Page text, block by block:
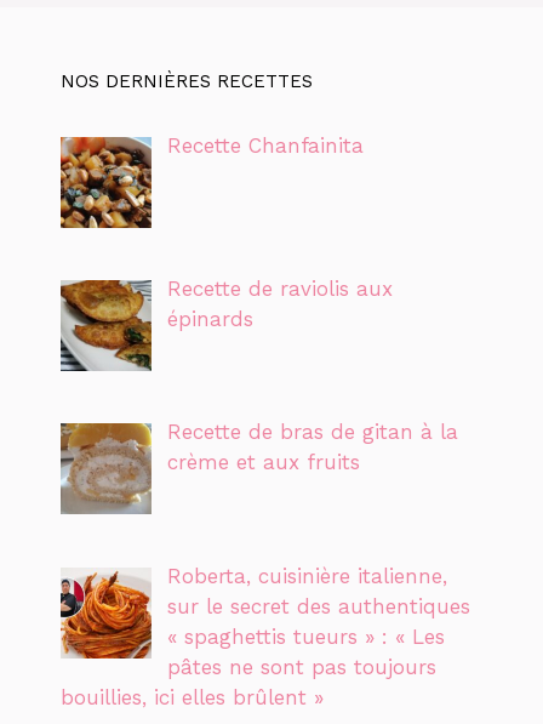
NOS DERNIÈRES RECETTES
Recette Chanfainita
Recette de raviolis aux
épinards
Recette de bras de gitan à la
crème et aux fruits
Roberta, cuisinière italienne,
sur le secret des authentiques
« spaghettis tueurs » : « Les
pâtes ne sont pas toujours
bouillies, ici elles brûlent »